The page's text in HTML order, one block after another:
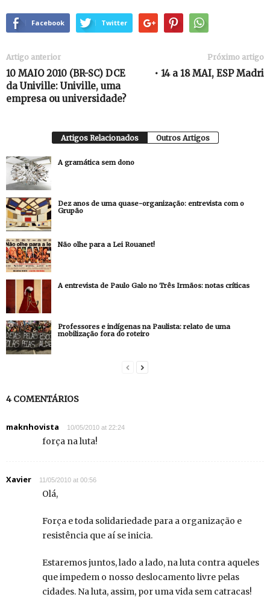
Facebook Twitter
Artigo anterior
10 MAIO 2010 (BR-SC) DCE
da Univille: Univille, uma
empresa ou universidade?
Próximo artigo
• 14 a 18 MAI, ESP Madri
Artigos Relacionados Outros Artigos
A gramática sem dono
Dez anos de uma quase-organização: entrevista com o
Grupão
Não olhe para a Lei Rouanet!
A entrevista de Paulo Galo no Três Irmãos: notas críticas
Professores e indígenas na Paulista: relato de uma
mobilização fora do roteiro
4 COMENTÁRIOS
maknhovista 10/05/2010 at 22:24
força na luta!
Xavier 11/05/2010 at 00:56
Olá,
Força e toda solidariedade para a organização e
resistência que aí se inicia.
Estaremos juntos, lado a lado, na luta contra aqueles
que impedem o nosso deslocamento livre pelas
cidades. Na luta, assim, por uma vida sem catracas!